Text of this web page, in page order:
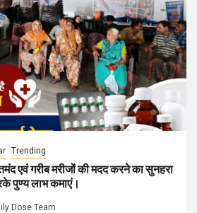
Trending
गरीब मरीजों की मदद करने का सुनहरा
पुण्य लाभ कमाएं।
Dose Team